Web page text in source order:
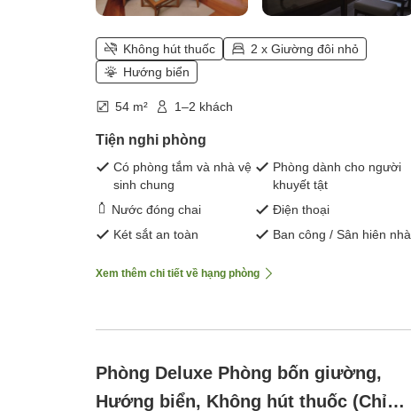
Không hút thuốc
2 x Giường đôi nhỏ
Hướng biển
54 m² 1–2 khách
Tiện nghi phòng
Có phòng tắm và nhà vệ
sinh chung
Phòng dành cho người
khuyết tật
Nước đóng chai
Điện thoại
Két sắt an toàn
Ban công / Sân hiên nhà
Xem thêm chi tiết về hạng phòng
Phòng Deluxe Phòng bốn giường,
Hướng biển, Không hút thuốc (Chỉ